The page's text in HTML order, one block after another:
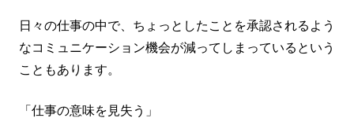
日々の仕事の中で、ちょっとしたことを承認されるよう
なコミュニケーション機会が減ってしまっているという
こともあります。
「仕事の意味を見失う」